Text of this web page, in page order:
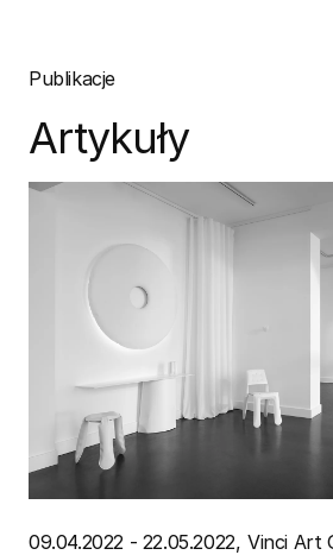
Publikacje
Artykuły
09.04.2022 - 22.05.2022 Vinci Art